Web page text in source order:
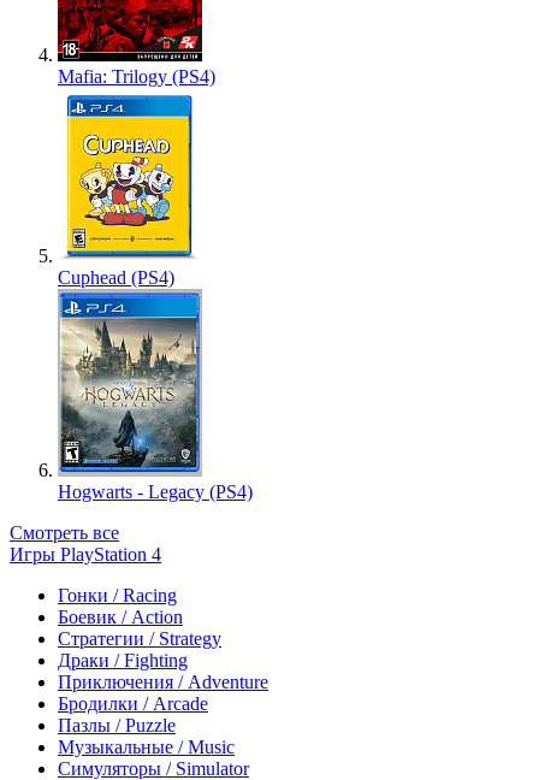
Mafia: Trilogy (PS4)
Cuphead (PS4)
Hogwarts - Legacy (PS4)
Смотреть все
Игры PlayStation 4
Гонки / Racing
Боевик / Action
Стратегии / Strategy
Драки / Fighting
Приключения / Adventure
Бродилки / Arcade
Пазлы / Puzzle
Музыкальные / Music
Симуляторы / Simulator